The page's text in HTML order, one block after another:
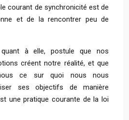
courant de synchronicité est de
et de la rencontrer peu de
à elle, postule que nos
créent notre réalité, et que
ce sur quoi nous nous
ses objectifs de manière
une pratique courante de la loi